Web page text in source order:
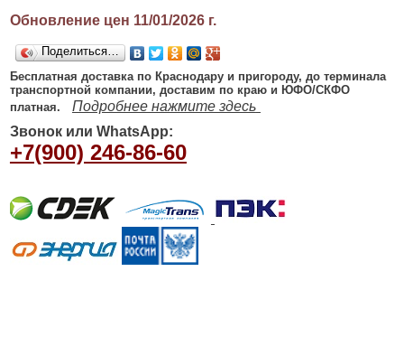
Обновление цен 11/01/2026г.
Поделиться…
Бесплатная доставка по Краснодару и пригороду, до терминала
транспортной компании, доставим по краю и ЮФО/СКФО
платная.
Подробнее нажмите здесь
Звонок или WhatsApp:
+7(900) 246-86-60